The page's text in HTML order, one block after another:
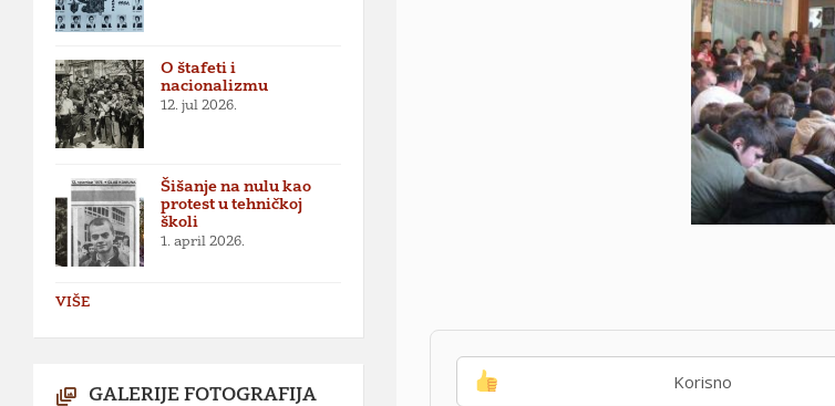
Korisno
O štafeti i
nacionalizmu
12. jul 2026.
Šišanje na nulu kao
protest u tehničkoj
školi
1. april 2026.
VIŠE
GALERIJE FOTOGRAFIJA